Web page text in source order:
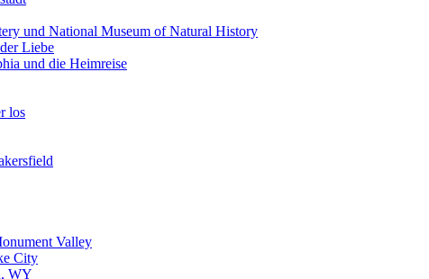
und National Museum of Natural History
Liebe
und die Heimreise
los
Valley
City
WY